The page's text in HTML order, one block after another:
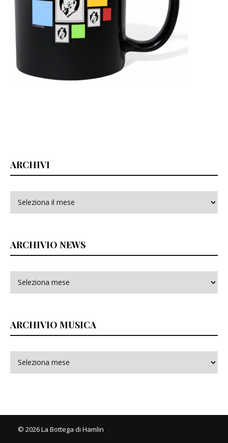
ARCHIVI
ARCHIVIO NEWS
ARCHIVIO MUSICA
© 2026 La Bottega di Hamlin